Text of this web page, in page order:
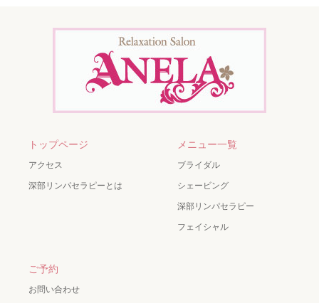
トップページ
アクセス
深部リンパセラピーとは
メニュー一覧
ブライダル
シェービング
深部リンパセラピー
フェイシャル
ご予約
お問い合わせ